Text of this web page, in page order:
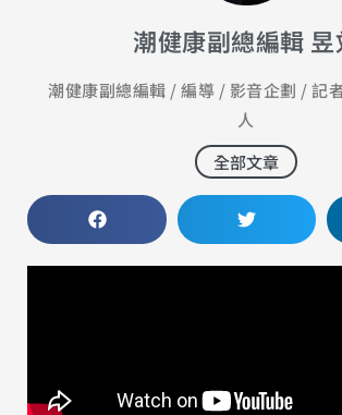
潮健康副總編輯 昱
潮健康副總編輯 / 編導 / 影音企劃 / 記
人
全部文章